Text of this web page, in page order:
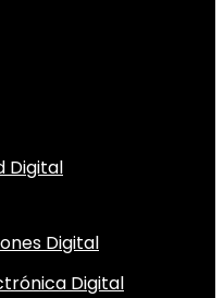
Digital
Digital
Digital